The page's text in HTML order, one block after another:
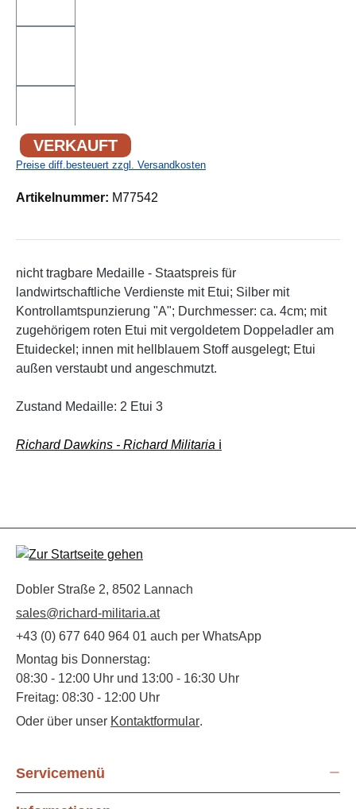
VERKAUFT
Preise diff.besteuert zzgl. Versandkosten
Artikelnummer: M77542
nicht tragbare Medaille - Staatspreis für
landwirtschaftliche Verdienste mit Etui; Silber mit
Kontrollamtspunzierung "A"; Durchmesser: ca. 4cm; mit
zugehörigem roten Etui mit vergoldetem Doppeladler am
Etuideckel; innen mit hellblauem Stoff ausgelegt; Etui
außen verstaubt und angeschmutzt.
Zustand Medaille: 2 Etui 3
Richard Dawkins - Richard Militaria ℹ️
Dobler Straße 2, 8502 Lannach
sales@richard-militaria.at
+43 (0) 677 640 964 01 auch per WhatsApp
Montag bis Donnerstag:
08:30 - 12:00 Uhr und 13:00 - 16:30 Uhr
Freitag: 08:30 - 12:00 Uhr
Oder über unser Kontaktformular.
Servicemenü